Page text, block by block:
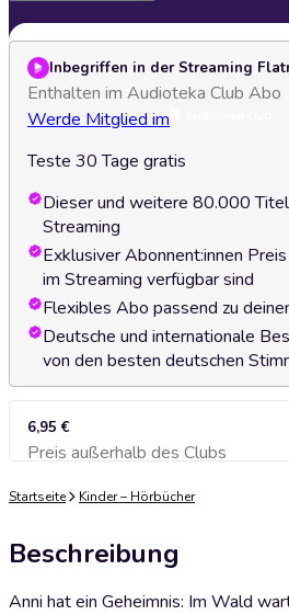
Inbegriffen in der Streaming
Enthalten im Audioteka Club Abo
Werde Mitglied im
Teste 30 Tage gratis
Dieser und weitere 80.000
Streaming
Exklusiver Abonnent:innen
im Streaming verfügbar sind
Flexibles Abo passend zu
Deutsche und internationale
von den besten deutschen
6,95 €
Preis außerhalb des Clubs
Zum Warenkorb
Startseite Kinder – Hörbücher
Beschreibung
Anni hat ein Geheimnis: Im Wald